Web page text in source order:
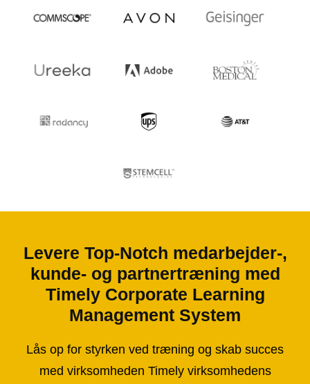
Levere Top-Notch medarbejder-,
kunde- og partnertræning med
Timely Corporate Learning
Management System
Lås op for styrken ved træning og skab succes
med virksomheden Timely virksomhedens